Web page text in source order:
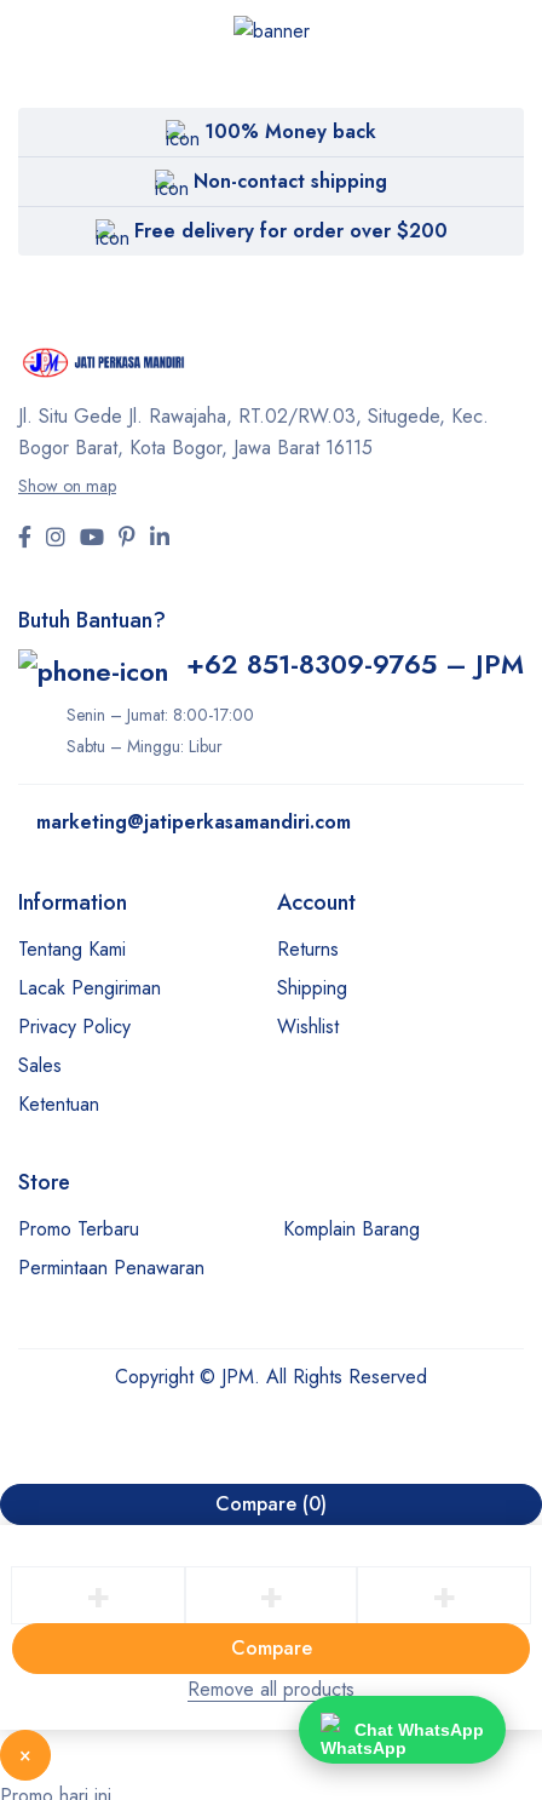
100% Money back
Non-contact shipping
Free delivery for order over $200
Jl. Situ Gede Jl. Rawajaha, RT.02/RW.03, Situgede, Kec.
Bogor Barat, Kota Bogor, Jawa Barat 16115
Show on map
Butuh Bantuan?
+62 851-8309-9765 – JPM
Senin – Jumat: 8:00-17:00
Sabtu – Minggu: Libur
marketing@jatiperkasamandiri.com
Information
Tentang Kami
Lacak Pengiriman
Privacy Policy
Sales
Ketentuan
Account
Returns
Shipping
Wishlist
Store
Promo Terbaru
Komplain Barang
Permintaan Penawaran
Copyright © JPM. All Rights Reserved
Compare (0)
Compare
Remove all products
×
Chat WhatsApp